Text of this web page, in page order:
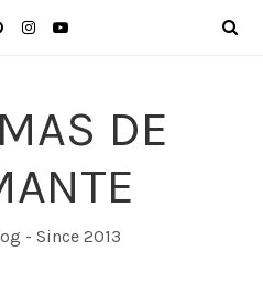
DE
- Since 2013